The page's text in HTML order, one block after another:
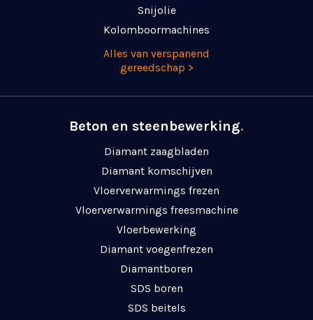
Snijolie
Kolomboormachines
Alles van verspanend
gereedschap >
Beton en steenbewerking.
Diamant zaagbladen
Diamant komschijven
Vloerverwarmings frezen
Vloerverwarmings freesmachine
Vloerbewerking
Diamant voegenfrezen
Diamantboren
SDS boren
SDS beitels